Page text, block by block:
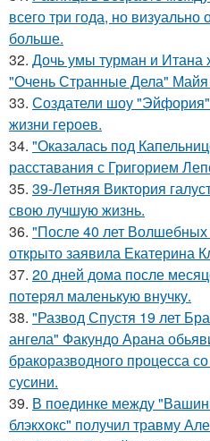
всего три года, но визуально
больше.
32. Дочь умы турман и Итана
"Очень Странные Дела"
33. Создатели шоу "Эйфория"
жизни героев.
34. "Оказалась под
расставания с Григорием
35. 39-Летняя Виктория
свою лучшую жизнь.
36. "После 40 лет Волшебных
открыто заявила Екатерина
37. 20 дней дома после
потерял маленькую внучку.
38. "Развод Спустя 19 лет
ангела" Факундо Арана
бракоразводного процесса
сусини.
39. В поединке между
блэкхокс" получил травму